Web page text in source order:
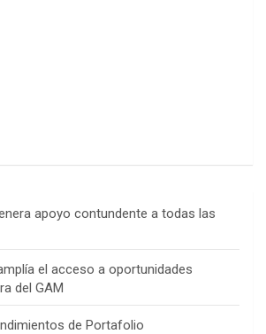
apoyo contundente a todas las
el acceso a oportunidades
del GAM
de Portafolio